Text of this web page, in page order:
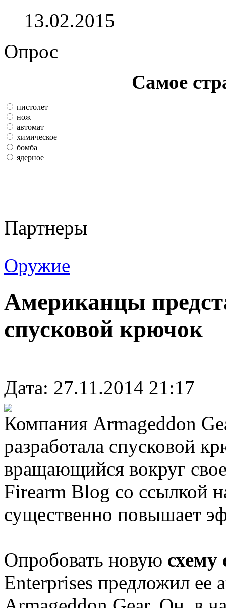
13.02.2015
Опрос
Самое
пистолет
нож
автомат
химическое
бомба
ядерное
Партнеры
Оружие
Американцы
спусковой крючок
Дата: 27.11.2014 21:17
Компания Armageddon
разработала спусковой
вращающийся вокруг
Firearm Blog cо ссылкой
существенно повышает
Опробовать новую схему
Enterprises предложил